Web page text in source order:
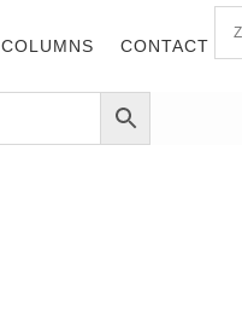
COLUMNS CONTACT